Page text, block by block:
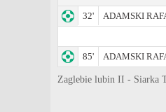
32'
ADAMSKI
85'
ADAMSKI
Zaglebie lubin II - Siarka